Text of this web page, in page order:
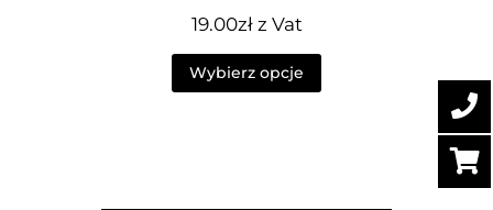
19.00zł z Vat
Wybierz opcje